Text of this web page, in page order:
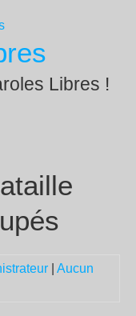
Libres !
Aucun